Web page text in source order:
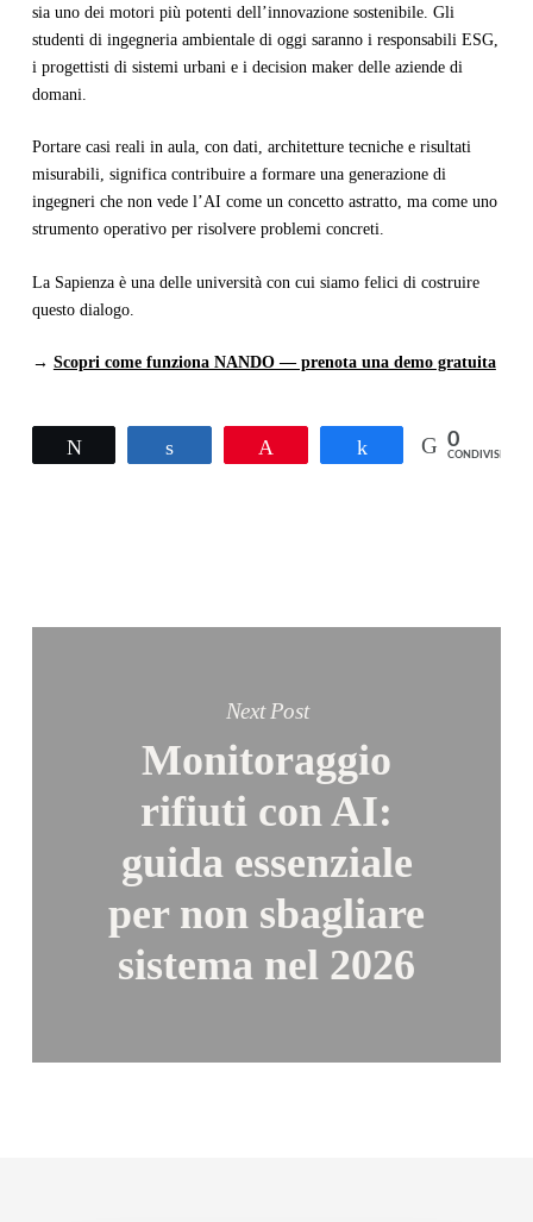
sia uno dei motori più potenti dell’innovazione sostenibile. Gli
studenti di ingegneria ambientale di oggi saranno i responsabili ESG,
i progettisti di sistemi urbani e i decision maker delle aziende di
domani.
Portare casi reali in aula, con dati, architetture tecniche e risultati
misurabili, significa contribuire a formare una generazione di
ingegneri che non vede l’AI come un concetto astratto, ma come uno
strumento operativo per risolvere problemi concreti.
La Sapienza è una delle università con cui siamo felici di costruire
questo dialogo.
→ Scopri come funziona NANDO — prenota una demo gratuita
Condividi Condividi0
CONDIVISIONI
Next Post
Monitoraggio
rifiuti con AI:
guida essenziale
per non sbagliare
sistema nel 2026